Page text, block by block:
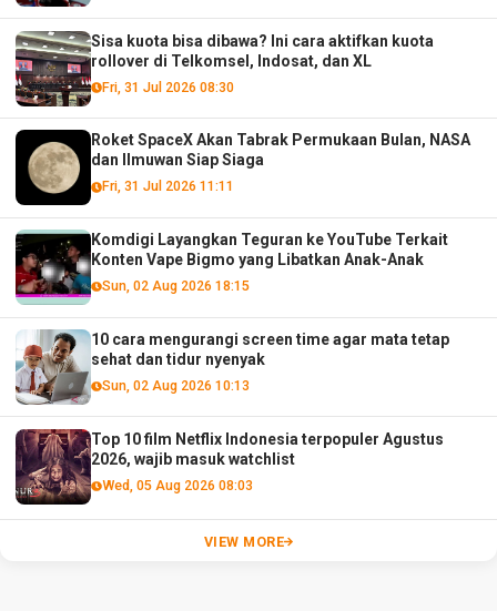
Sisa kuota bisa dibawa? Ini cara aktifkan kuota
rollover di Telkomsel, Indosat, dan XL
Fri, 31 Jul 2026 08:30
Roket SpaceX Akan Tabrak Permukaan Bulan, NASA
dan Ilmuwan Siap Siaga
Fri, 31 Jul 2026 11:11
Komdigi Layangkan Teguran ke YouTube Terkait
Konten Vape Bigmo yang Libatkan Anak-Anak
Sun, 02 Aug 2026 18:15
10 cara mengurangi screen time agar mata tetap
sehat dan tidur nyenyak
Sun, 02 Aug 2026 10:13
Top 10 film Netflix Indonesia terpopuler Agustus
2026, wajib masuk watchlist
Wed, 05 Aug 2026 08:03
VIEW MORE